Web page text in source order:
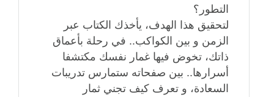
التطور؟
لتحقيق هذا الهدف، يأخذك الكتاب عبر
الزمن و بين الكواكب.. في رحلة بأعماق
ذاتك، تخوض فيها غمار نفسك مكتشفا
أسرارها.. بين صفحاته ستمارس تدريبات
السعادة، و تعرف كيف تجني ثمار